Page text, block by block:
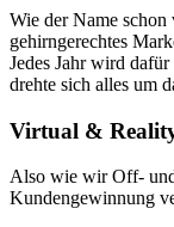
Wie der Name
gehirngerechtes
Jedes Jahr wird
drehte sich alles um
Virtual &
Also wie wir Off-
Kundengewinnung